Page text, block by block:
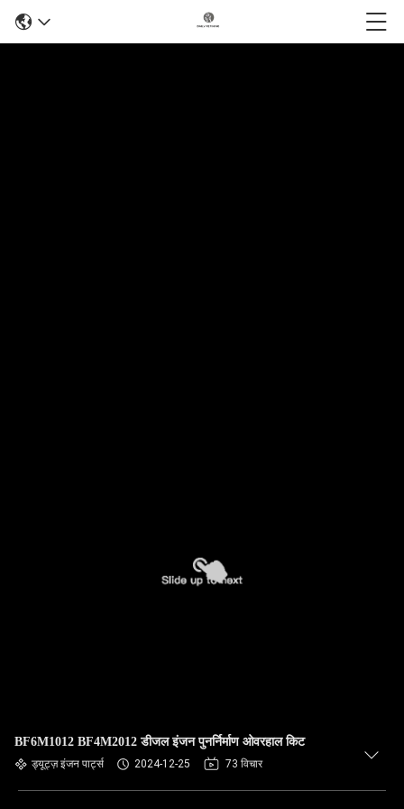
BF6M1012 BF4M2012 डीजल इंजन पुनर्निर्माण ओवरहाल किट
ड्यूट्ज़ इंजन पार्ट्स 2024-12-25 73 विचार